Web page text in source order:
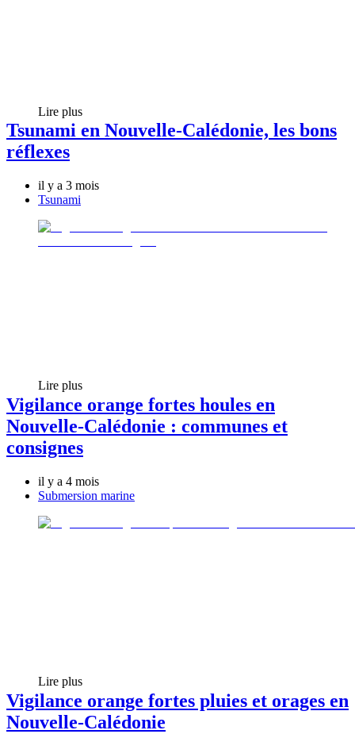
Lire plus
Tsunami en Nouvelle-Calédonie, les bons
réflexes
il y a 3 mois
Tsunami
Lire plus
Vigilance orange fortes houles en
Nouvelle-Calédonie : communes et
consignes
il y a 4 mois
Submersion marine
Lire plus
Vigilance orange fortes pluies et orages en
Nouvelle-Calédonie